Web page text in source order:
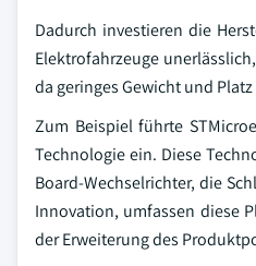
Dadurch investieren die
Elektrofahrzeuge
da geringes Gewicht und
Zum Beispiel führte
Technologie ein. Diese
Board-Wechselrichter, die
Innovation, umfassen diese
der Erweiterung des